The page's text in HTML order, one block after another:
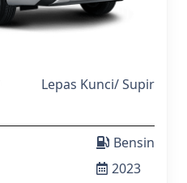
Lepas Kunci/Supir
Bensin
2023